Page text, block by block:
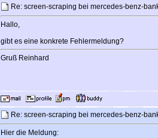
Re: screen-scraping bei mercedes-benz-
Hallo,
gibt es eine konkrete Fehlermeldung?
Gruß Reinhard
Re: screen-scraping bei mercedes-benz-
Hier die Meldung: